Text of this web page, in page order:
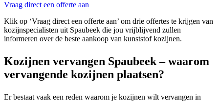
Vraag direct een offerte aan
Klik op ‘Vraag direct een offerte aan’ om drie offertes te krijgen van
kozijnspecialisten uit Spaubeek die jou vrijblijvend zullen
informeren over de beste aankoop van kunststof kozijnen.
Kozijnen vervangen Spaubeek – waarom
vervangende kozijnen plaatsen?
Er bestaat vaak een reden waarom je kozijnen wilt vervangen in